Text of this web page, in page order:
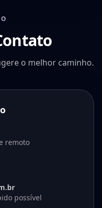
o melhor caminho.
remoto
possível